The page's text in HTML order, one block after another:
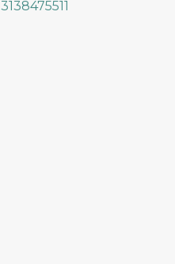
3138475511